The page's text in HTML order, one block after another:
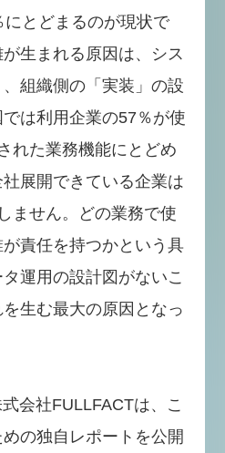
とどまるのが現状で
生まれる原因は、シス
組織側の「実装」の設
は利用企業の57％が使
れた業務機能にとどめ
展開できている企業は
ません。どの業務で使
責任を持つかという具
運用の設計図がないこ
生む最大の原因となっ
会社FULLFACTは、こ
の独自レポートを公開